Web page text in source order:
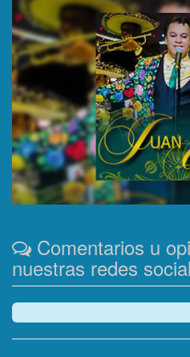
Comentarios u
nuestras redes